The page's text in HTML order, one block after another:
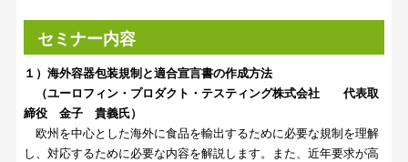
セミナー内容
１）海外容器包装規制と適合宣言書の作成方法
（ユーロフィン・プロダクト・テスティング株式会社 代表取
締役 金子 貴義氏）
欧州を中心とした海外に食品を輸出するために必要な規制を理解
し、対応するために必要な内容を解説します。また、近年要求が高